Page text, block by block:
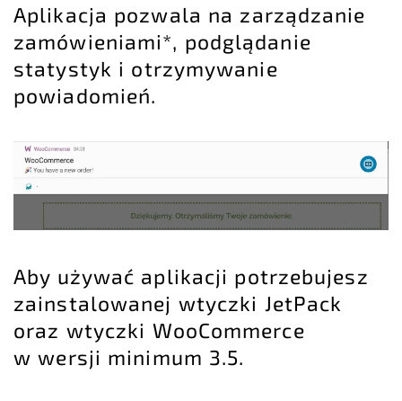
Aplikacja pozwala na zarządzanie
zamówieniami*, podglądanie
statystyk i otrzymywanie
powiadomień.
Aby używać aplikacji potrzebujesz
zainstalowanej wtyczki JetPack
oraz wtyczki WooCommerce
w wersji minimum 3.5.